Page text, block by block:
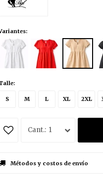
S M L XL 2XL
1
Métodos y costos de envío